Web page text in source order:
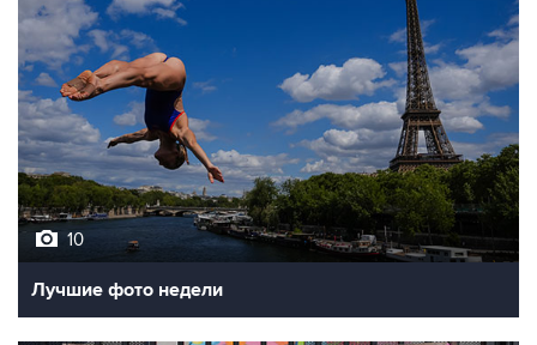
10
Лучшие фото недели